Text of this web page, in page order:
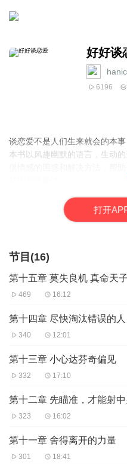
好好谈
6196
谈恋爱不是人们生来就会的本
本书以风趣幽默的语言，生动
打开AP
节目(16)
第十五章 莫失良机 真命天
469 16:12
第十四章 尽快淘汰错误的人
340 12:01
第十三章 小心达芬奇偏见
332 17:10
第十二章 先瞄准，才能射
323 16:02
第十一章 舍得离开的力量
301 18:41